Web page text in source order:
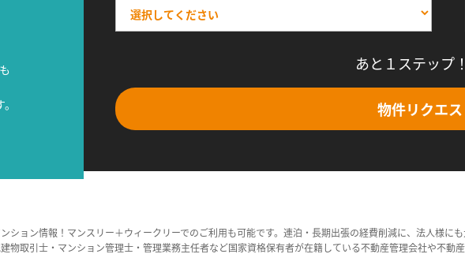
あと１ステップ
物件リクエ
ション情報！マンスリー＋ウィークリーでのご利用も可能です。連泊・長期出張の経費削減に、法人様にも
物取引士・マンション管理士・管理業務主任者など国家資格保有者が在籍している不動産管理会社や不動